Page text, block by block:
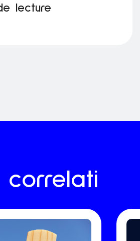
lecture
correlati